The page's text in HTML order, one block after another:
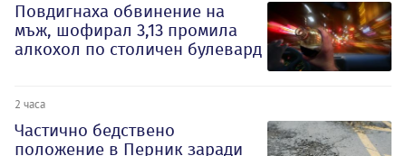
Повдигнаха обвинение на
мъж, шофирал 3,13 промила
алкохол по столичен булевард
2 часа
Частично бедствено
положение в Перник заради